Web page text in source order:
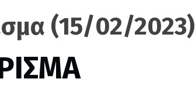
(15/02/2023)